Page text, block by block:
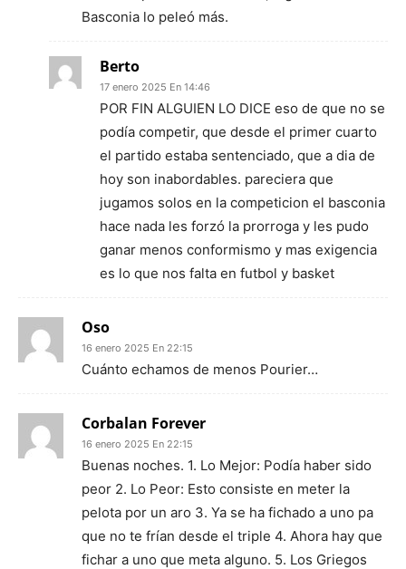
Basconia lo peleó más.
Berto
17 enero 2025 En 14:46
POR FIN ALGUIEN LO DICE eso de que no se
podía competir, que desde el primer cuarto
el partido estaba sentenciado, que a dia de
hoy son inabordables. pareciera que
jugamos solos en la competicion el basconia
hace nada les forzó la prorroga y les pudo
ganar menos conformismo y mas exigencia
es lo que nos falta en futbol y basket
Oso
16 enero 2025 En 22:15
Cuánto echamos de menos Pourier…
Corbalan Forever
16 enero 2025 En 22:15
Buenas noches. 1. Lo Mejor: Podía haber sido
peor 2. Lo Peor: Esto consiste en meter la
pelota por un aro 3. Ya se ha fichado a uno pa
que no te frían desde el triple 4. Ahora hay que
fichar a uno que meta alguno. 5. Los Griegos